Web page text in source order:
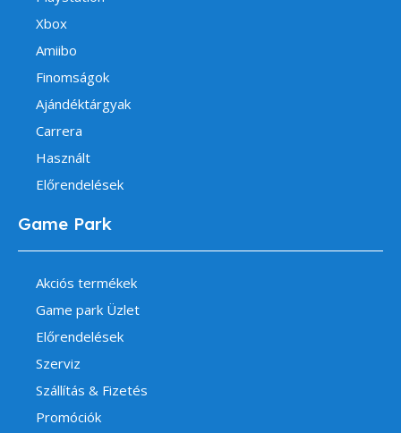
Xbox
Amiibo
Finomságok
Ajándéktárgyak
Carrera
Használt
Előrendelések
Game Park
Akciós termékek
Game park Üzlet
Előrendelések
Szerviz
Szállítás & Fizetés
Promóciók